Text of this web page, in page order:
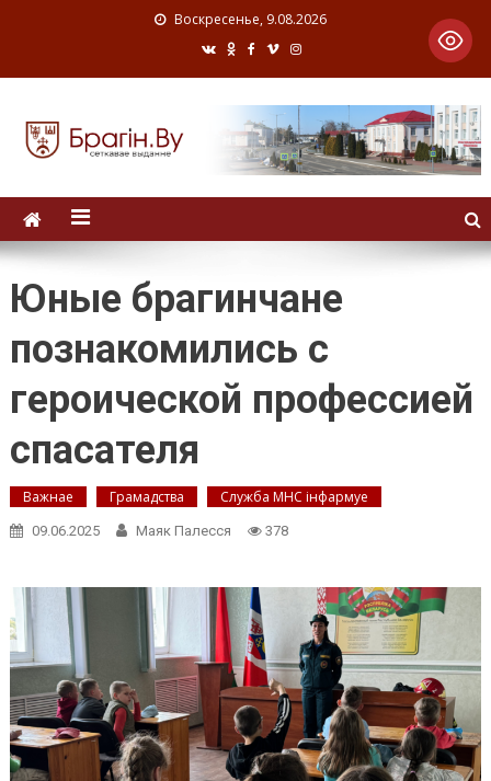
Воскресенье, 9.08.2026
Юные брагинчане
познакомились с
героической профессией
спасателя
Важнае Грамадства Служба МНС інфармуе
09.06.2025 Маяк Палесся 378